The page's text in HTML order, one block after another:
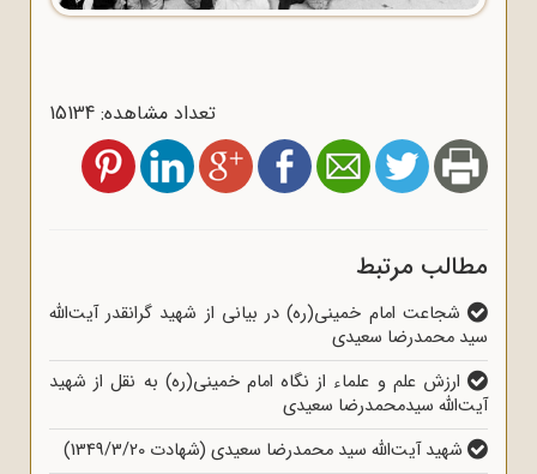
تعداد مشاهده: 15134
مطالب مرتبط
شجاعت امام خمینی(ره) در بیانی از شهید گرانقدر آیت‌الله
سید محمدرضا سعیدی
ارزش علم و علماء از نگاه امام خمینی(ره) به نقل از شهید
آیت‌الله سیدمحمدرضا سعیدی
شهید آیت‌الله سید محمدرضا سعیدی (شهادت 1349/3/20)